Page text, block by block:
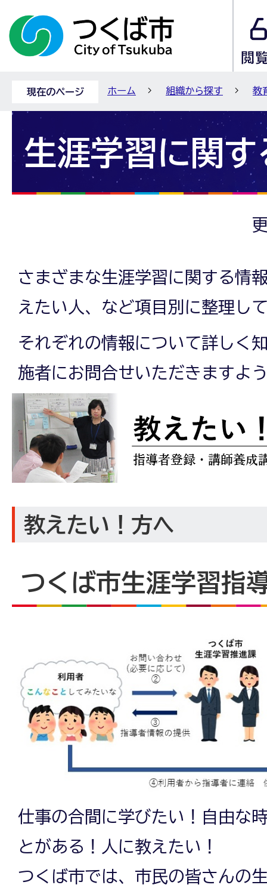
現在のページ ホーム 組織から探す 教
生涯学習に関す
さまざまな生涯学習に関する情
えたい人、など項目別に整理し
それぞれの情報について詳しく
施者にお問合せいただきますよ
教えたい！方へ
つくば市生涯学習指
仕事の合間に学びたい！自由な
とがある！人に教えたい！
つくば市では、市民の皆さんの